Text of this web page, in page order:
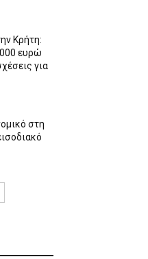
Κρήτη:
ευρώ
για
στη